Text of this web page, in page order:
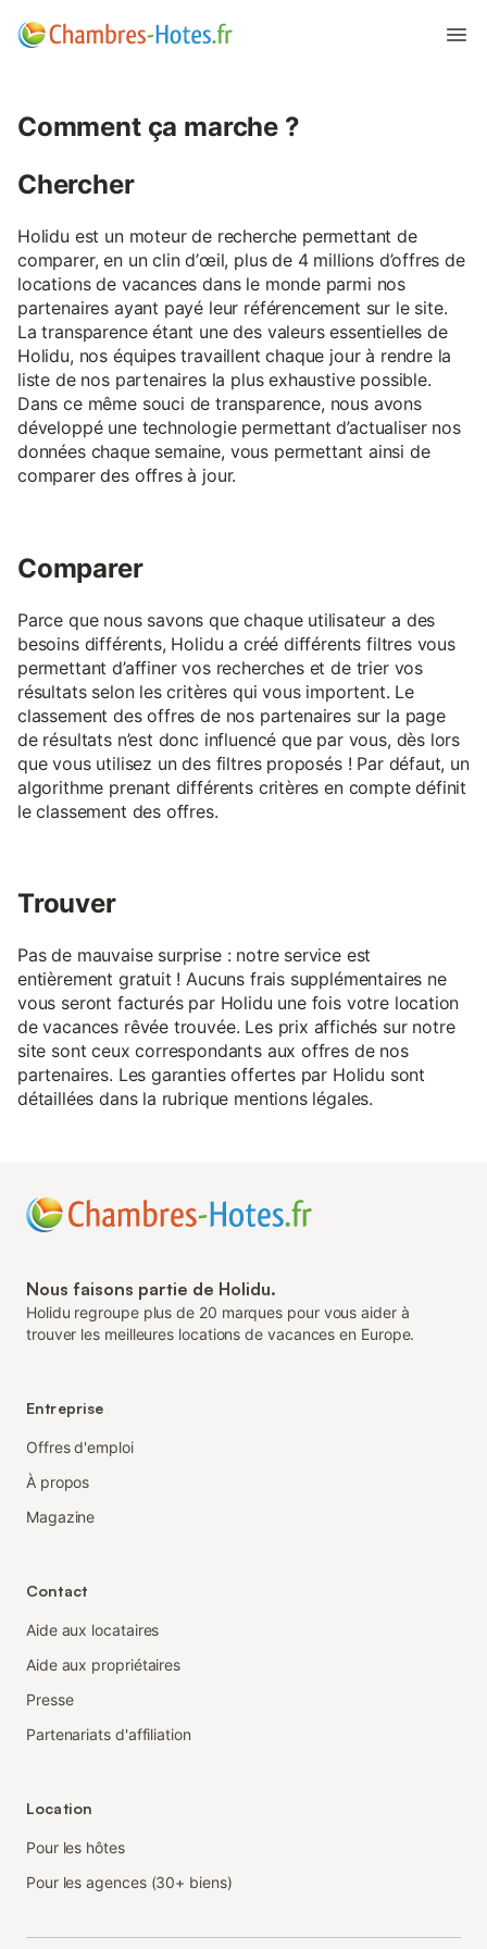
Comment ça marche ?
Chercher
Holidu est un moteur de recherche permettant de
comparer, en un clin d’œil, plus de 4 millions d’offres de
locations de vacances dans le monde parmi nos
partenaires ayant payé leur référencement sur le site.
La transparence étant une des valeurs essentielles de
Holidu, nos équipes travaillent chaque jour à rendre la
liste de nos partenaires la plus exhaustive possible.
Dans ce même souci de transparence, nous avons
développé une technologie permettant d’actualiser nos
données chaque semaine, vous permettant ainsi de
comparer des offres à jour.
Comparer
Parce que nous savons que chaque utilisateur a des
besoins différents, Holidu a créé différents filtres vous
permettant d’affiner vos recherches et de trier vos
résultats selon les critères qui vous importent. Le
classement des offres de nos partenaires sur la page
de résultats n’est donc influencé que par vous, dès lors
que vous utilisez un des filtres proposés ! Par défaut, un
algorithme prenant différents critères en compte définit
le classement des offres.
Trouver
Pas de mauvaise surprise : notre service est
entièrement gratuit ! Aucuns frais supplémentaires ne
vous seront facturés par Holidu une fois votre location
de vacances rêvée trouvée. Les prix affichés sur notre
site sont ceux correspondants aux offres de nos
partenaires. Les garanties offertes par Holidu sont
détaillées dans la rubrique mentions légales.
Nous faisons partie de Holidu.
Holidu regroupe plus de 20 marques pour vous aider à
trouver les meilleures locations de vacances en Europe.
Entreprise
Offres d'emploi
À propos
Magazine
Contact
Aide aux locataires
Aide aux propriétaires
Presse
Partenariats d'affiliation
Location
Pour les hôtes
Pour les agences (30+ biens)